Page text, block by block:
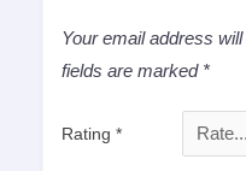
Your email address
fields are marked *
Rating *